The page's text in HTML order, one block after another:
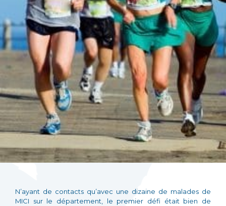
N’ayant de contacts qu’avec une dizaine de malades de
MICI sur le département, le premier défi était bien de